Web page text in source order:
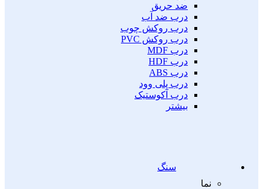
ضد حریق
درب ضد آب
درب روکش چوب
درب روکش PVC
درب MDF
درب HDF
درب ABS
درب پلی وود
درب آکوستیک
بیشتر
سنگ
نما